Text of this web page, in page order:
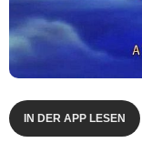
IN DER APP LESEN